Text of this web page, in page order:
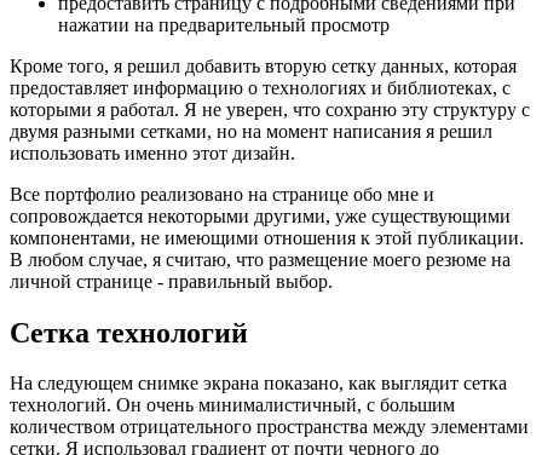
предоставить наиболее актуальную информацию в
предварительном просмотре
сохраняйте четкость сетки превью
реализовать призыв к действию (CTA)
предоставить страницу с подробными сведениями при
нажатии на предварительный просмотр
Кроме того, я решил добавить вторую сетку данных, которая
предоставляет информацию о технологиях и библиотеках, с
которыми я работал. Я не уверен, что сохраню эту структуру с
двумя разными сетками, но на момент написания я решил
использовать именно этот дизайн.
Все портфолио реализовано на странице обо мне и
компонентами, не имеющими отношения к этой публикации.
личной странице - правильный выбор.
Сетка технологий